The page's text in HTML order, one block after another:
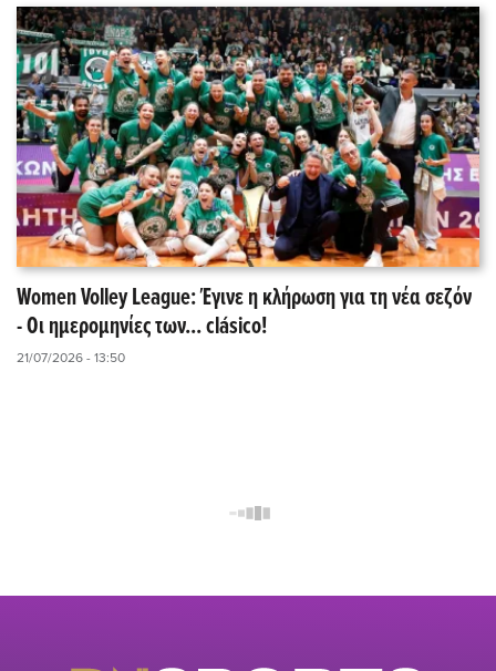
Women Volley League: Έγινε η κλήρωση για τη νέα σεζόν
- Οι ημερομηνίες των... clásico!
21/07/2026 - 13:50